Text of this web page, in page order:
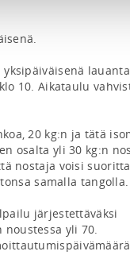
10. Aikataulu
20 kg:n ja tätä
osalta yli 30 kg:n
nostaja voisi
samalla tangolla.
järjestettäväksi
yli 70.